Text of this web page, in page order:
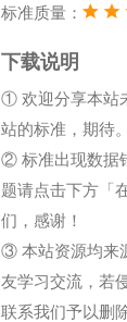
标准质量：
下载说明
① 欢迎分享本站
站的标准，期待。
② 标准出现数据
题请点击下方「
们，感谢！
③ 本站资源均来
友学习交流，若
联系我们予以删除